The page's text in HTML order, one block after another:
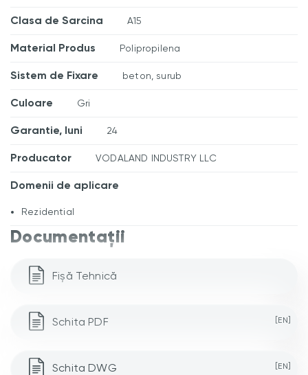
Clasa de Sarcina A15
Material Produs Polipropilena
Sistem de Fixare beton, surub
Culoare Gri
Garantie, luni 24
Producator VODALAND INDUSTRY LLC
Domenii de aplicare
Rezidential
Documentații
Fișă Tehnică
Schita PDF [EN]
Schita DWG [EN]